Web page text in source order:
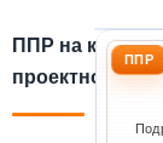
ППР
ППР на
проектного